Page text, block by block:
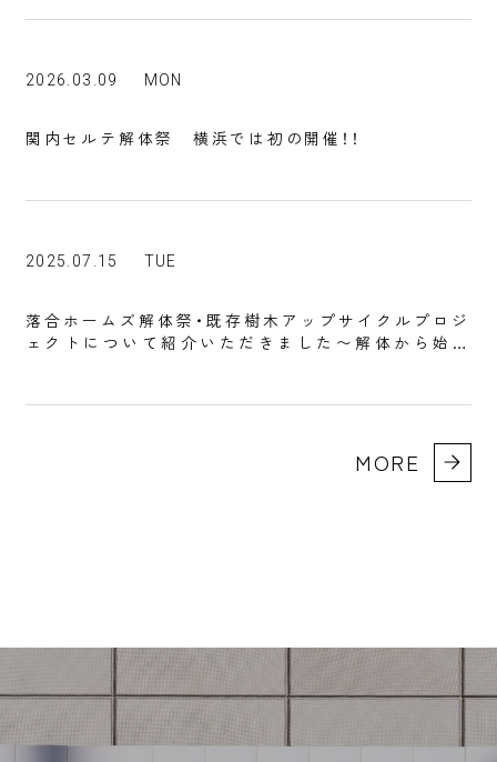
2026.03.09 MON
関内セルテ解体祭 横浜では初の開催！！
2025.07.15 TUE
落合ホームズ解体祭・既存樹木アップサイクルプロジ
ェクトについて紹介いただきました〜解体から始ま
MORE